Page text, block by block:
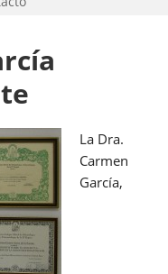
La Dra.
Carmen
García,